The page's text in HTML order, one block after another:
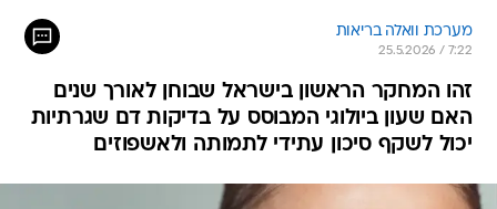
מערכת וואלה בריאות
25.5.2026 / 7:22
זהו המחקר הראשון בישראל שבוחן לאורך שנים
האם שעון ביולוגי המבוסס על בדיקות דם שגרתיות
יכול לשקף סיכון עתידי לתמותה ולאשפוזים